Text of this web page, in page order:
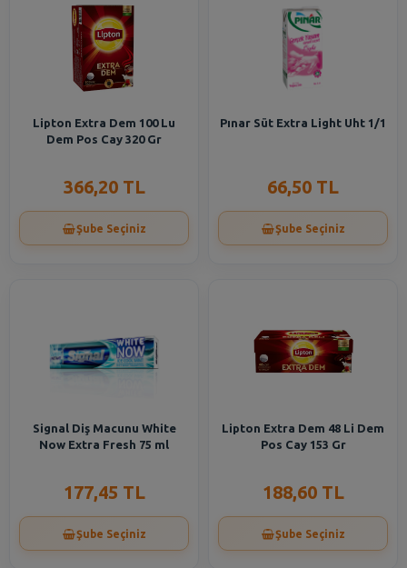
Lipton Extra Dem 100 Lu
Dem Pos Cay 320 Gr
366,20 TL
Şube Seçiniz
Pınar Süt Extra Light Uht 1/1
66,50 TL
Şube Seçiniz
Signal Diş Macunu White
Now Extra Fresh 75 ml
177,45 TL
Şube Seçiniz
Lipton Extra Dem 48 Li Dem
Pos Cay 153 Gr
188,60 TL
Şube Seçiniz